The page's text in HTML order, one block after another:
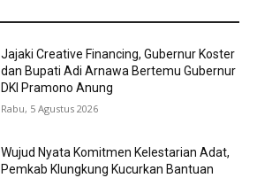
Jajaki Creative Financing, Gubernur Koster
dan Bupati Adi Arnawa Bertemu Gubernur
DKI Pramono Anung
Rabu, 5 Agustus 2026
Wujud Nyata Komitmen Kelestarian Adat,
Pemkab Klungkung Kucurkan Bantuan